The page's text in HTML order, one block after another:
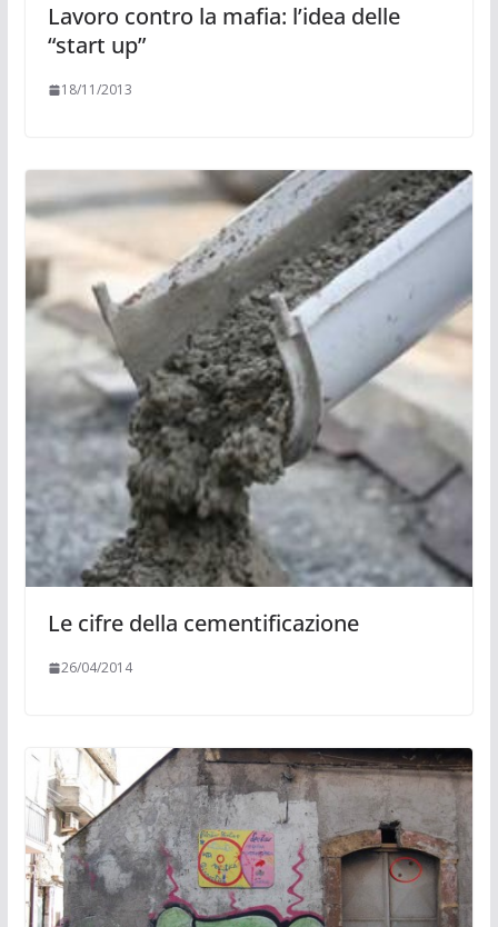
Lavoro contro la mafia: l’idea delle
“start up”
18/11/2013
Le cifre della cementificazione
26/04/2014